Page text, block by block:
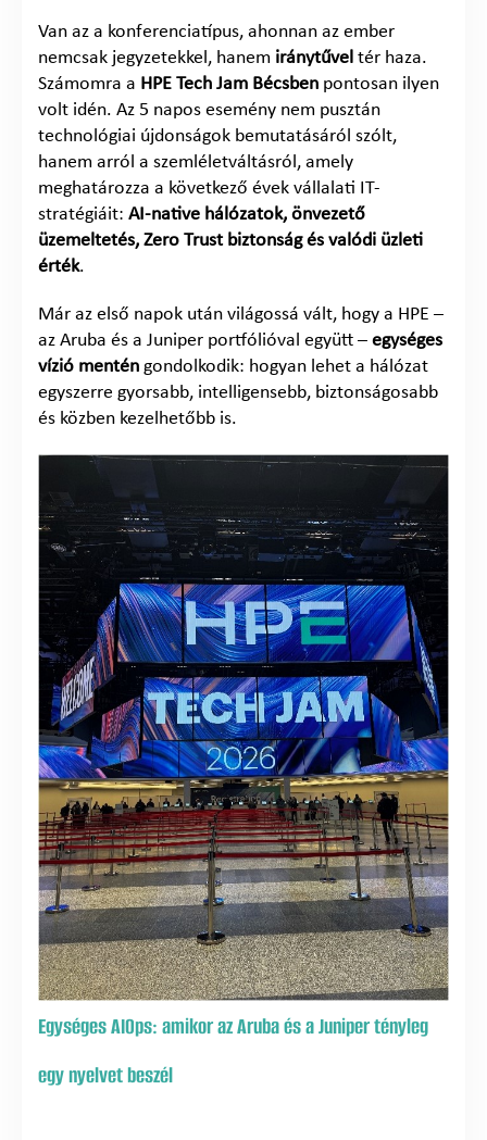
Van az a konferenciatípus, ahonnan az ember
nemcsak jegyzetekkel, hanem iránytűvel tér haza.
Számomra a HPE Tech Jam Bécsben pontosan ilyen
volt idén. Az 5 napos esemény nem pusztán
technológiai újdonságok bemutatásáról szólt,
hanem arról a szemléletváltásról, amely
meghatározza a következő évek vállalati IT-
stratégiáit: AI-native hálózatok, önvezető
üzemeltetés, Zero Trust biztonság és valódi üzleti
érték.
Már az első napok után világossá vált, hogy a HPE –
az Aruba és a Juniper portfólióval együtt – egységes
vízió mentén gondolkodik: hogyan lehet a hálózat
egyszerre gyorsabb, intelligensebb, biztonságosabb
és közben kezelhetőbb is.
Egységes AIOps: amikor az Aruba és a Juniper tényleg
egy nyelvet beszél